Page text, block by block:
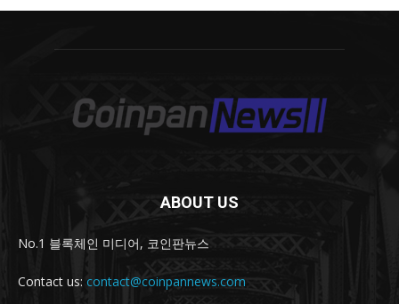
ABOUT US
No.1 블록체인 미디어, 코인판뉴스
Contact us: contact@coinpannews.com